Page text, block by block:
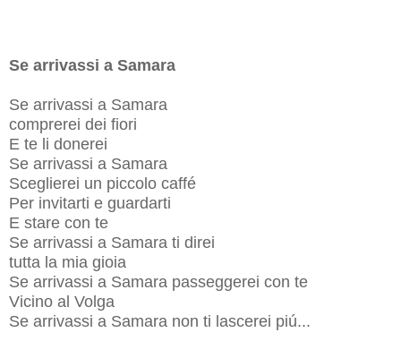
Se arrivassi a Samara
Se arrivassi a Samara
comprerei dei fiori
E te li donerei
Se arrivassi a Samara
Sceglierei un piccolo caffé
Per invitarti e guardarti
E stare con te
Se arrivassi a Samara ti direi
tutta la mia gioia
Se arrivassi a Samara passeggerei con te
Vicino al Volga
Se arrivassi a Samara non ti lascerei piú...